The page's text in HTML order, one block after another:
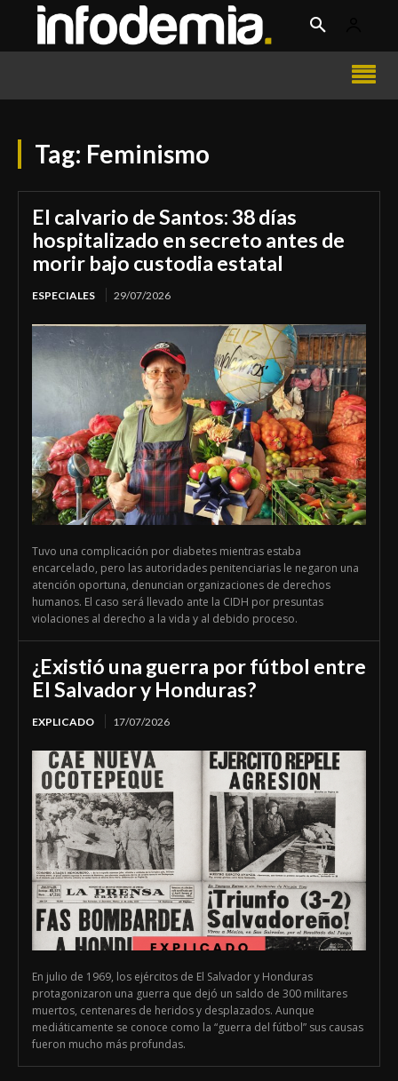
Tag: Feminismo
El calvario de Santos: 38 días
hospitalizado en secreto antes de
morir bajo custodia estatal
ESPECIALES 29/07/2026
Tuvo una complicación por diabetes mientras estaba
encarcelado, pero las autoridades penitenciarias le negaron una
atención oportuna, denuncian organizaciones de derechos
humanos. El caso será llevado ante la CIDH por presuntas
violaciones al derecho a la vida y al debido proceso.
¿Existió una guerra por fútbol entre
El Salvador y Honduras?
EXPLICADO 17/07/2026
En julio de 1969, los ejércitos de El Salvador y Honduras
protagonizaron una guerra que dejó un saldo de 300 militares
muertos, centenares de heridos y desplazados. Aunque
mediáticamente se conoce como la “guerra del fútbol” sus causas
fueron mucho más profundas.